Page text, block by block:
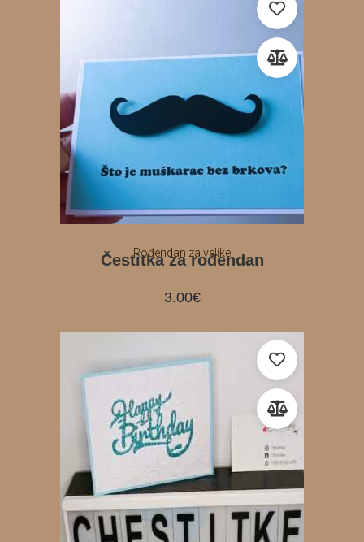
Rođendan za velike
Čestitka za rođendan
3.00€